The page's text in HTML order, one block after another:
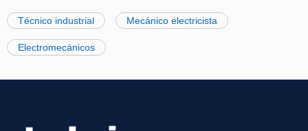
Técnico industrial Mecánico electricista
Electromecánicos